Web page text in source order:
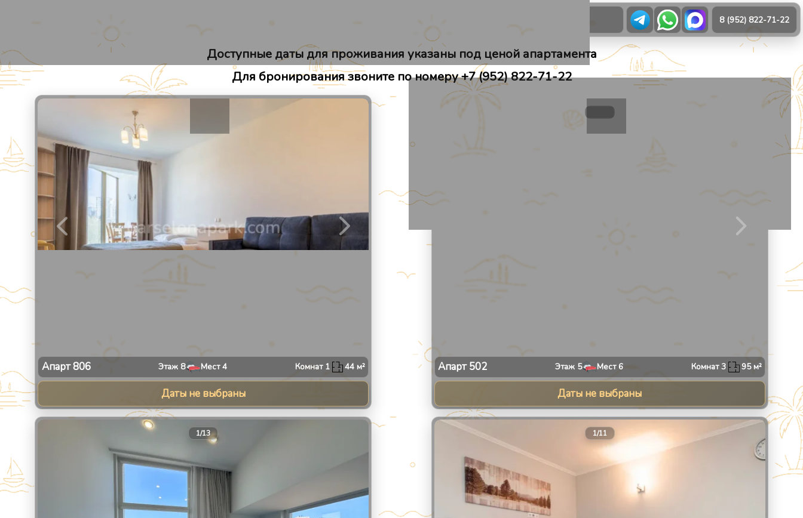
8 (952) 822-71-22
Доступные даты для проживания указаны под ценой апартамента
Для бронирования звоните по номеру +7 (952) 822-71-22
Апарт806 Этаж 8 Мест4 Комнат 1 44 м²
Даты не выбраны
Апарт502 Этаж 5 Мест 6 Комнат3 95м²
Даты не выбраны
1/13 1/11